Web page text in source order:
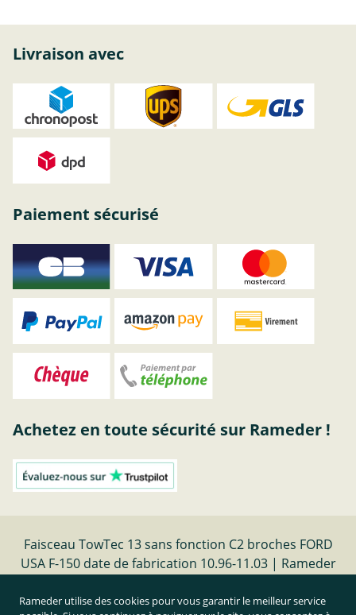
Livraison avec
Paiement sécurisé
Achetez en toute sécurité sur Rameder !
Faisceau TowTec 13 sans fonction C2 broches FORD
USA F-150 date de fabrication 10.96-11.03 | Rameder
Rameder utilise des cookies pour vous garantir le meilleur service